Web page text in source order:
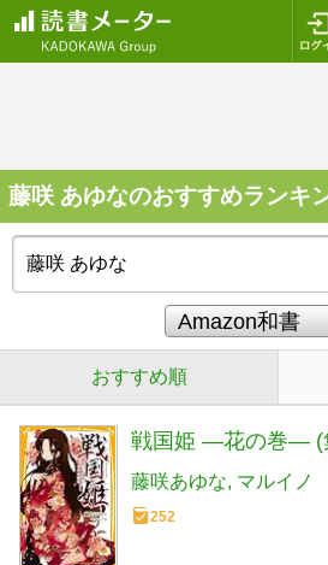
藤咲 あゆなのおすすめランキ
おすすめ順
戦国姫 ―花の巻― (
藤咲あゆな マルイノ
252